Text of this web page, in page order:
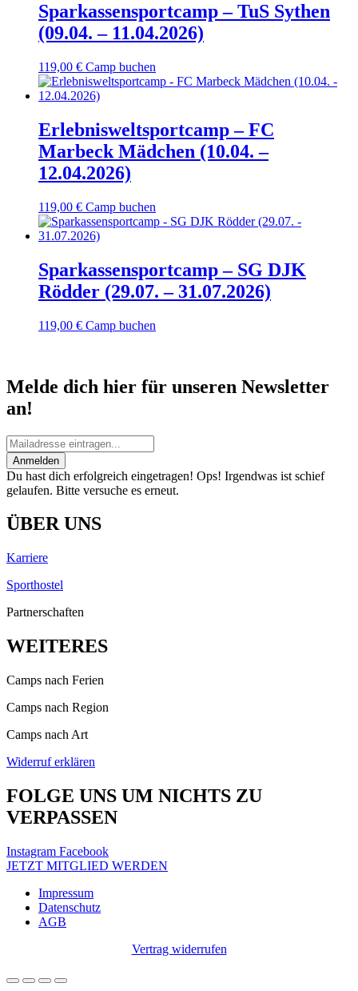
Sparkassensportcamp – TuS Sythen
(09.04. – 11.04.2026)
119,00 € Camp buchen
Erlebnisweltsportcamp – FC
Marbeck Mädchen (10.04. –
12.04.2026)
119,00 € Camp buchen
Sparkassensportcamp – SG DJK
Rödder (29.07. – 31.07.2026)
119,00 € Camp buchen
Melde dich hier für unseren Newsletter
an!
Anmelden
Du hast dich erfolgreich eingetragen! Ops! Irgendwas ist schief
gelaufen. Bitte versuche es erneut.
ÜBER UNS
Karriere
Sporthostel
Partnerschaften
WEITERES
Camps nach Ferien
Camps nach Region
Camps nach Art
Widerruf erklären
FOLGE UNS UM NICHTS ZU
VERPASSEN
Instagram Facebook
JETZT MITGLIED WERDEN
Impressum
Datenschutz
AGB
Vertrag widerrufen